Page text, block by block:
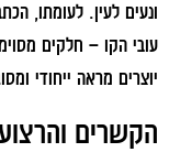
ונעים לעין. לעומתו,
עובי הקו – חלקים
יוצרים מראה ייחודי
הקשרים